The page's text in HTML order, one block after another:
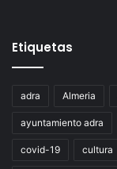
Etiquetas
adra Almeria
ayuntamiento adra
covid-19 cultura